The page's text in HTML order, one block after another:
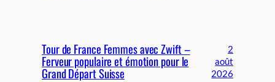
Tour de France Femmes avec Zwift –
Ferveur populaire et émotion pour le
Grand Départ Suisse
2
août
2026